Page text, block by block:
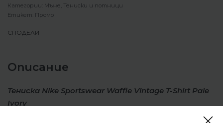
Категории: Мъже Тениски и потници
Етикет: Промо
СПОДЕЛИ
Описание
Тениска Nike Sportswear Waffle Vintage T-Shirt Pale
Ivory